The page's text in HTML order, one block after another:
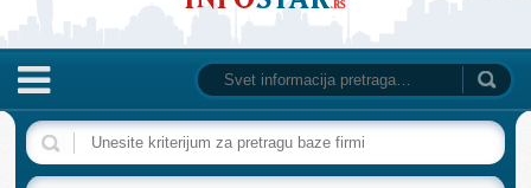
NASLOVNA